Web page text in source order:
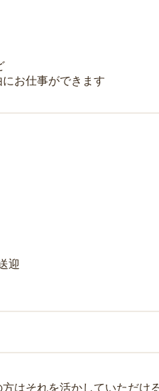
お仕事ができます
迎
はそれを活かしていただけ